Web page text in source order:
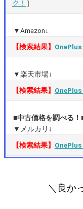
ク！ ］
▼Amazon↓
【検索結果】
▼楽天市場↓
【検索結果】
■中古価格を調べる！
▼メルカリ↓
【検索結果】
＼良か